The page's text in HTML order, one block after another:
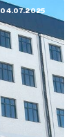
04.07.2025